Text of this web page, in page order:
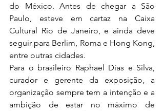
do México. Antes de chegar a São
Paulo, esteve em cartaz na Caixa
Cultural Rio de Janeiro, e ainda deve
seguir para Berlim, Roma e Hong Kong,
entre outras cidades.
Para o brasileiro Raphael Dias e Silva,
curador e gerente da exposição, a
organização sempre tem a intenção e a
ambição de estar no máximo de